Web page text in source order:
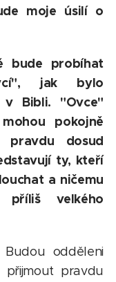
moje úsilí o
bude probíhat
jak bylo
v Bibli. "Ovce"
pokojně
pravdu dosud
ty, kteří
a ničemu
příliš velkého
odděleni
pravdu